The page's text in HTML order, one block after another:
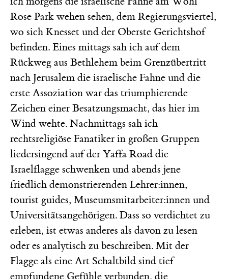
Rose Park wehen sehen, dem Regierungsviertel,
wo sich Knesset und der Oberste Gerichtshof
befinden. Eines mittags sah ich auf dem
Rückweg aus Bethlehem beim Grenzübertritt
nach Jerusalem die israelische Fahne und die
erste Assoziation war das triumphierende
Zeichen einer Besatzungsmacht, das hier im
Wind wehte. Nachmittags sah ich
rechtsreligiöse Fanatiker in großen Gruppen
liedersingend auf der Yaffa Road die
Israelflagge schwenken und abends jene
friedlich demonstrierenden Lehrer:innen,
tourist guides, Museumsmitarbeiter:innen und
Universitätsangehörigen. Dass so verdichtet zu
erleben, ist etwas anderes als davon zu lesen
oder es analytisch zu beschreiben. Mit der
Flagge als eine Art Schaltbild sind tief
empfundene Gefühle verbunden, die